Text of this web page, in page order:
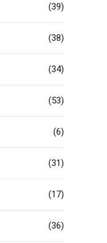
(39)
(38)
(34)
(53)
(6)
(31)
(17)
(36)